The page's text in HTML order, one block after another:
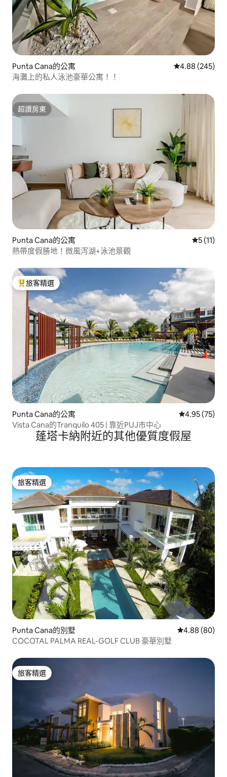
Punta Cana的公寓 從 245 則評價
4.88 (245)
海灘上的私人泳池豪華公寓！！
超讚房東
超讚房東
Punta Cana的公寓 從 11 則
5 (11)
熱帶度假勝地！微風泻湖+泳池景觀
旅客精選榜首
旅客精選
Punta Cana的公寓 從 75 則評價
4.95 (75)
Vista Cana的Tranquilo 405 | 靠近PUJ市中心
蓬塔卡納附近的其他優質度假屋
旅客精選
旅客精選
Punta Cana的別墅 從 80 則評價
4.88 (80)
COCOTAL PALMA REAL-GOLF CLUB 豪華別墅
旅客精選
旅客精選